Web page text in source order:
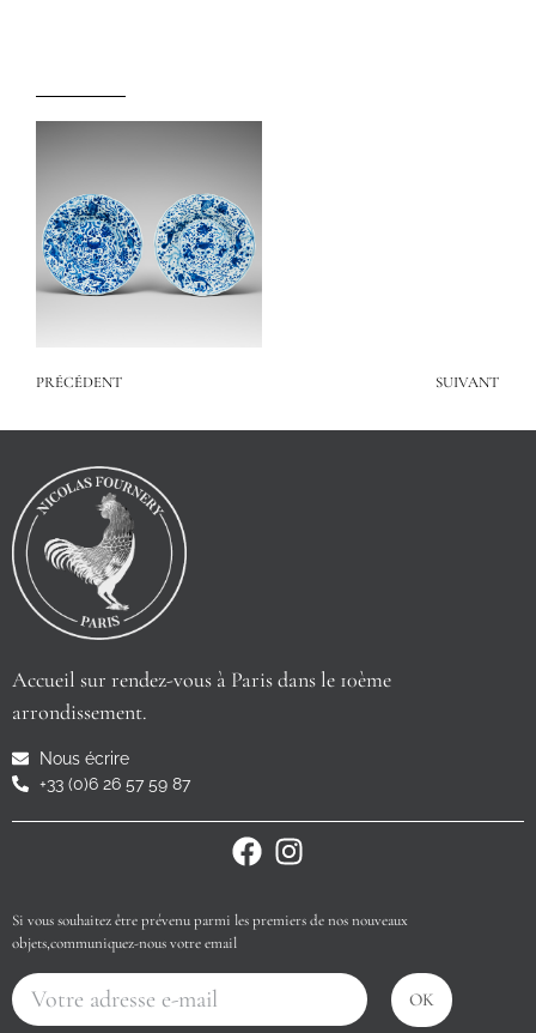
PRÉCÉDENT SUIVANT
Accueil sur rendez-vous à Paris dans le 10ème
arrondissement.
Nous écrire
+33 (0)6 26 57 59 87
Si vous souhaitez être prévenu parmi les premiers de nos nouveaux
objets,communiquez-nous votre email
OK